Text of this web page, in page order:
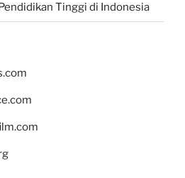
Tinggi di Indonesia